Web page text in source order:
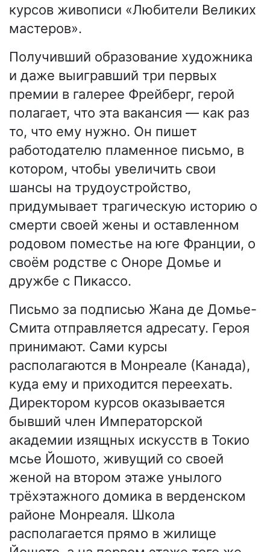
курсов живописи «Любители Великих
мастеров».
Получивший образование художника
и даже выигравший три первых
премии в галерее Фрейберг, герой
полагает, что эта вакансия — как раз
то, что ему нужно. Он пишет
работодателю пламенное письмо, в
котором, чтобы увеличить свои
шансы на трудоустройство,
придумывает трагическую историю о
смерти своей жены и оставленном
родовом поместье на юге Франции, о
своём родстве с Оноре Домье и
дружбе с Пикассо.
Письмо за подписью Жана де Домье-
Смита отправляется адресату. Героя
принимают. Сами курсы
располагаются в Монреале (Канада),
куда ему и приходится переехать.
Директором курсов оказывается
бывший член Императорской
академии изящных искусств в Токио
мсье Йошото, живущий со своей
женой на втором этаже унылого
трёхэтажного домика в верденском
районе Монреаля. Школа
располагается прямо в жилище